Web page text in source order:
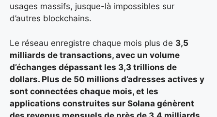
usages massifs, jusque-là impossibles sur
d’autres blockchains.
Le réseau enregistre chaque mois plus de 3,5
milliards de transactions, avec un volume
d’échanges dépassant les 3,3 trillions de
dollars. Plus de 50 millions d’adresses actives y
sont connectées chaque mois, et les
applications construites sur Solana génèrent